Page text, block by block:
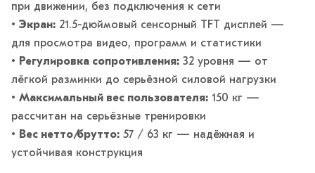
при движении, без подключения к сети
• Экран: 21.5-дюймовый сенсорный TFT дисплей —
для просмотра видео, программ и статистики
• Регулировка сопротивления: 32 уровня — от
лёгкой разминки до серьёзной силовой нагрузки
• Максимальный вес пользователя: 150 кг —
рассчитан на серьёзные тренировки
• Вес нетто/брутто: 57 / 63 кг — надёжная и
устойчивая конструкция